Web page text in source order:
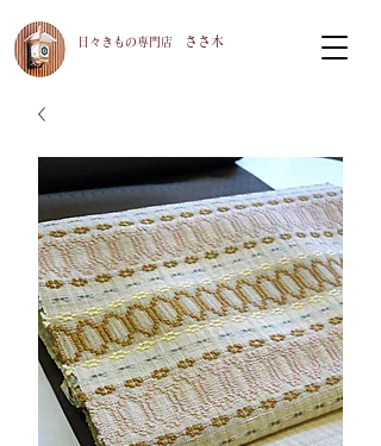
​日々きもの専門店 ささ木